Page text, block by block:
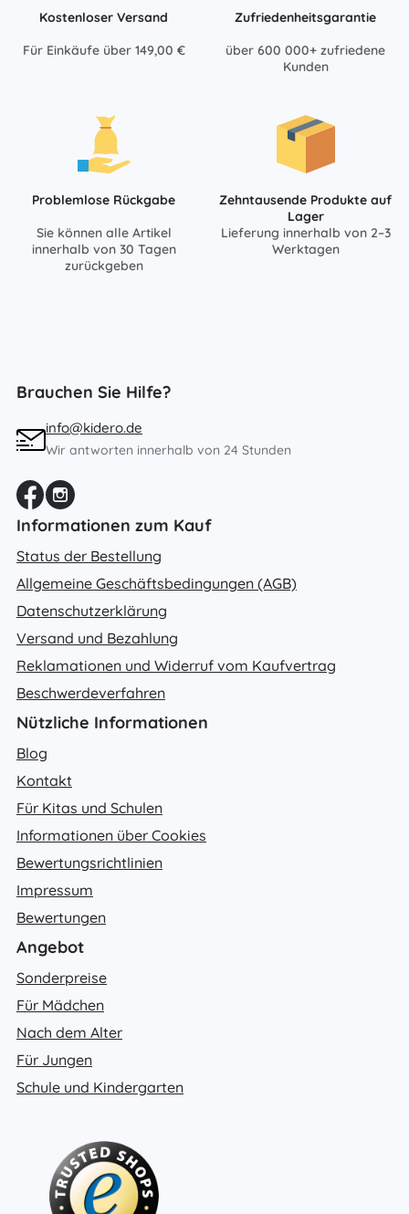
Kostenloser Versand
Für Einkäufe über 149,00 €
Zufriedenheitsgarantie
über 600 000+ zufriedene
Kunden
Problemlose Rückgabe
Sie können alle Artikel
innerhalb von 30 Tagen
zurückgeben
Zehntausende Produkte auf
Lager
Lieferung innerhalb von 2–3
Werktagen
Brauchen Sie Hilfe?
info@kidero.de
Wir antworten innerhalb von 24 Stunden
Informationen zum Kauf
Status der Bestellung
Allgemeine Geschäftsbedingungen (AGB)
Datenschutzerklärung
Versand und Bezahlung
Reklamationen und Widerruf vom Kaufvertrag
Beschwerdeverfahren
Nützliche Informationen
Blog
Kontakt
Für Kitas und Schulen
Informationen über Cookies
Bewertungsrichtlinien
Impressum
Bewertungen
Angebot
Sonderpreise
Für Mädchen
Nach dem Alter
Für Jungen
Schule und Kindergarten